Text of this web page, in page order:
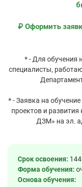
₽ Оформить
* - Для обучения
специалисты,
* - Заявка на
проектов и
ДЗМ» на эл.
Срок освоения:
Форма обучения:
Основа обучения: